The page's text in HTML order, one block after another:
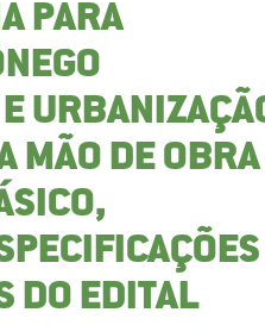
PARA
MÃO DE OBRA
DO EDITAL